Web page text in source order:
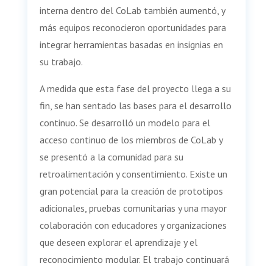
interna dentro del CoLab también aumentó, y
más equipos reconocieron oportunidades para
integrar herramientas basadas en insignias en
su trabajo.
A medida que esta fase del proyecto llega a su
fin, se han sentado las bases para el desarrollo
continuo. Se desarrolló un modelo para el
acceso continuo de los miembros de CoLab y
se presentó a la comunidad para su
retroalimentación y consentimiento. Existe un
gran potencial para la creación de prototipos
adicionales, pruebas comunitarias y una mayor
colaboración con educadores y organizaciones
que deseen explorar el aprendizaje y el
reconocimiento modular. El trabajo continuará